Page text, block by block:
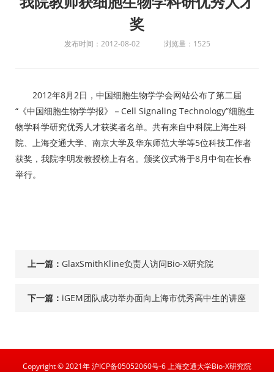
奖
发布时间：2012-08-02 浏览量：1525
2012年8月2日，中国细胞生物学学会网站公布了第二届
“《中国细胞生物学学报》－Cell Signaling Technology”细胞生
物学科学研究优秀人才获奖者名单。共有来自中科院上海生科
院、上海交通大学、南京大学及华东师范大学等5位科技工作者
获奖，我院李明发教授榜上有名。颁奖仪式将于8月中旬在长春
举行。
上一篇： GlaxSmithKline负责人访问Bio-X研究院
下一篇： iGEM团队成功举办面向上海市优秀高中生的讲座
Copyright © 2021年 沪ICP备05052060号-6 上海交通大学Bio-X研究院